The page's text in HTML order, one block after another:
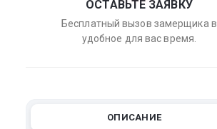
ОСТАВЬТЕ ЗАЯВКУ
Бесплатный вызов замерщика в
удобное для вас время.
ОПИСАНИЕ